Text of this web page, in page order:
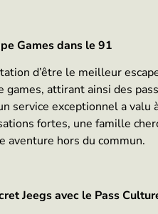
Games dans le 91
d’être le meilleur
games, attirant ainsi des
service exceptionnel a
fortes, une famille
aventure hors du commun.
Jeegs avec le Pass